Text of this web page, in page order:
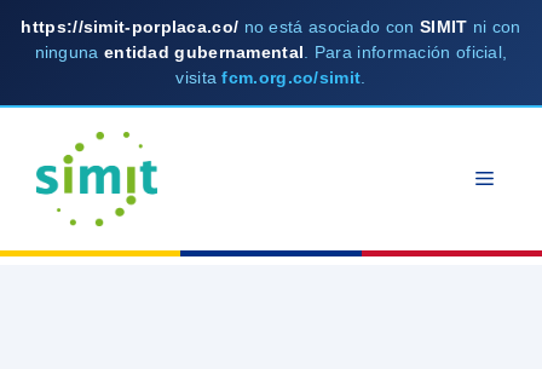
https://simit-porplaca.co/ no está asociado con SIMIT ni con
ninguna entidad gubernamental . Para información oficial,
visitafcm.org.co/simit
content